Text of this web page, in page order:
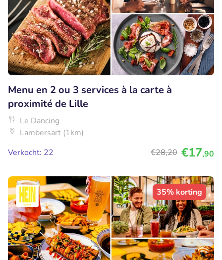
Menu en 2 ou 3 services à la carte à
proximité de Lille
Le Dancing
Lambersart (1km)
Verkocht: 22
€28,20 €17,90
35% korting